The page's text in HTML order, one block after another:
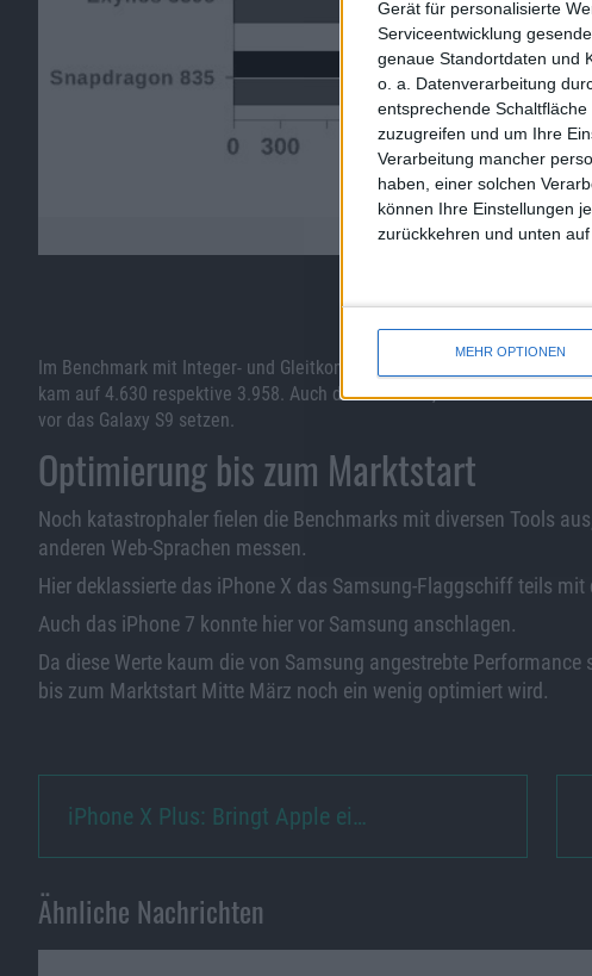
Gerät für personalisierte
Serviceentwicklung
genaue Standortdaten und
o. a. Datenverarbeitung
entsprechende
zuzugreifen und um Ihre
Verarbeitung mancher
haben, einer solchen
können Ihre Einstellungen
zurückkehren und unten
MEHR OPTIONEN
Im Benchmark mit Integer- und Gleitkomma-Operationen erzielte das
kam auf 4.630 respektive 3.958. Auch das iPhone 7, das vom A10
vor das Galaxy S9 setzen.
Optimierung bis zum Marktstart
Noch katastrophaler fielen die Benchmarks mit diversen Tools
anderen Web-Sprachen messen.
Hier deklassierte das iPhone X das Samsung-Flaggschiff teils mit
Auch das iPhone 7 konnte hier vor Samsung anschlagen.
Da diese Werte kaum die von Samsung angestrebte Performance
bis zum Marktstart Mitte März noch ein wenig optimiert wird.
iPhone X Plus: Bringt Apple ei…
Ähnliche Nachrichten